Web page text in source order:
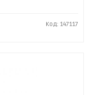
Код: 147117